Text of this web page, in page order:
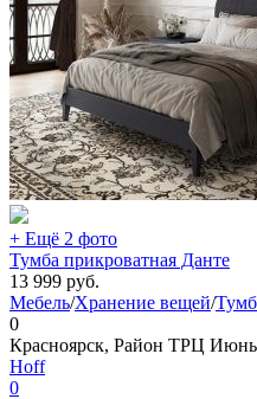
+ Ещё 2 фото
Тумба прикроватная Данте
13 999 руб.
Мебель/Хранение вещей/
0
Красноярск, Район ТРЦ Июнь
Hoff
0